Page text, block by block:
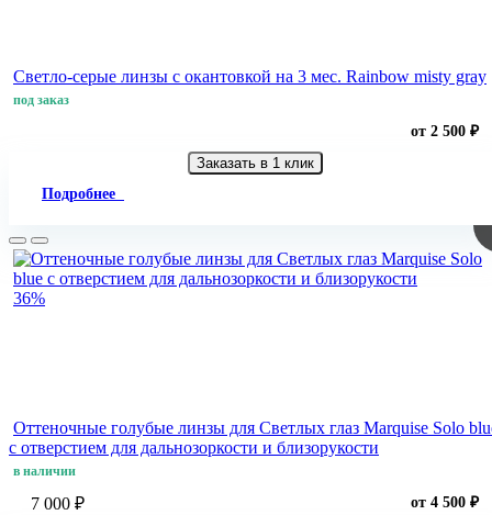
Светло-серые линзы с окантовкой на 3 мес. Rainbow misty gray
под заказ
от 2 500 ₽
Заказать в 1 клик
Подробнее
36%
Оттеночные голубые линзы для Светлых глаз Marquise Solo
с отверстием для дальнозоркости и близорукости
в наличии
7 000 ₽ от 4 500 ₽